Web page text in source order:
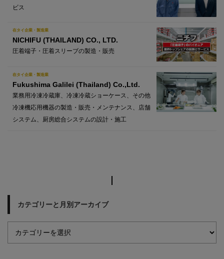
ビス
在タイ企業・製造業
NICHIFU (THAILAND) CO., LTD.
圧着端子・圧着スリーブの製造・販売
在タイ企業・製造業
Fukushima Galilei (Thailand) Co.,Ltd.
業務用冷凍冷蔵庫、冷凍冷蔵ショーケース、その他
冷凍機応用機器の製造・販売・メンテナンス、店舗
システム、厨房総合システムの設計・施工
カテゴリーと月別アーカイブ